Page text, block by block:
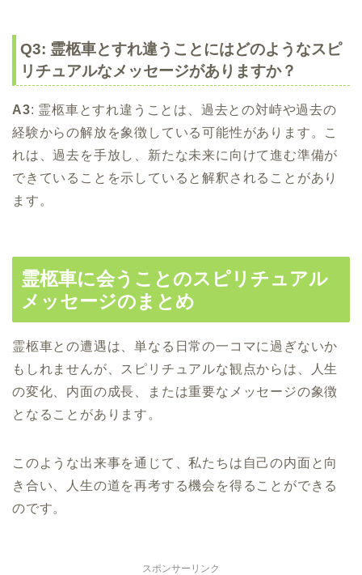
Q3: 霊柩車とすれ違うことにはどのようなスピ
リチュアルなメッセージがありますか？
A3: 霊柩車とすれ違うことは、過去との対峙や過去の
経験からの解放を象徴している可能性があります。こ
れは、過去を手放し、新たな未来に向けて進む準備が
できていることを示していると解釈されることがあり
ます。
霊柩車に会うことのスピリチュアル
メッセージのまとめ
霊柩車との遭遇は、単なる日常の一コマに過ぎないか
もしれませんが、スピリチュアルな観点からは、人生
の変化、内面の成長、または重要なメッセージの象徴
となることがあります。
このような出来事を通じて、私たちは自己の内面と向
き合い、人生の道を再考する機会を得ることができる
のです。
スポンサーリンク